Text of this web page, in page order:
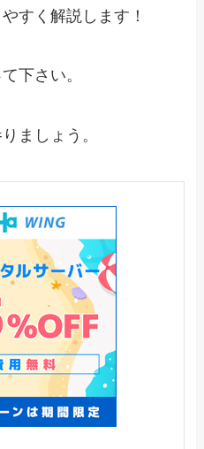
すく解説します！
下さい。
ましょう。